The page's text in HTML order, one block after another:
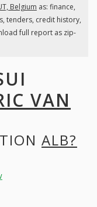
Belgium as: finance,
tenders, credit history,
full report as zip-
VAN
ALB?